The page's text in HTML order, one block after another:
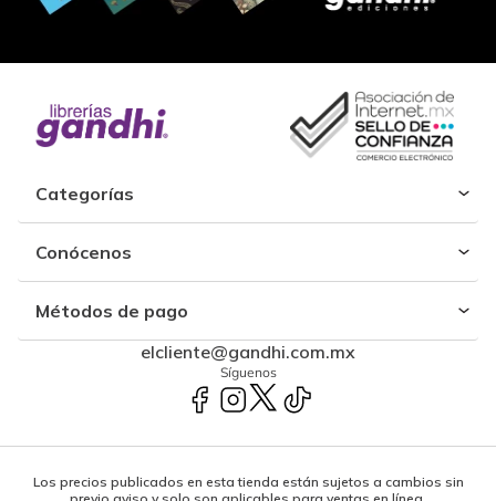
Categorías
Conócenos
Métodos de pago
elcliente@gandhi.com.mx
Síguenos
Los precios publicados en esta tienda están sujetos a cambios sin